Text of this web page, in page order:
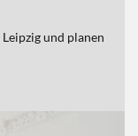
und planen